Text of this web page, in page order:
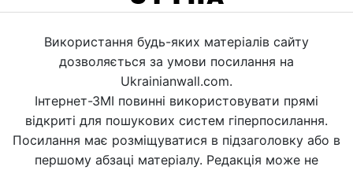
Використання будь-яких матеріалів сайту
дозволяється за умови посилання на
Ukrainianwall.com.
Інтернет-ЗМІ повинні використовувати прямі
відкриті для пошукових систем гіперпосилання.
Посилання має розміщуватися в підзаголовку або в
першому абзаці матеріалу. Редакція може не